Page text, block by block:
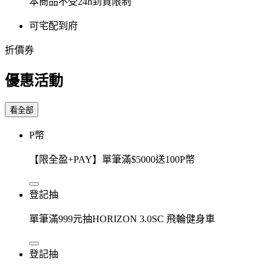
可宅配到府
折價券
優惠活動
看全部
P幣
【限全盈+PAY】單筆滿$5000送100P幣
登記抽
單筆滿999元抽HORIZON 3.0SC 飛輪健身車
登記抽